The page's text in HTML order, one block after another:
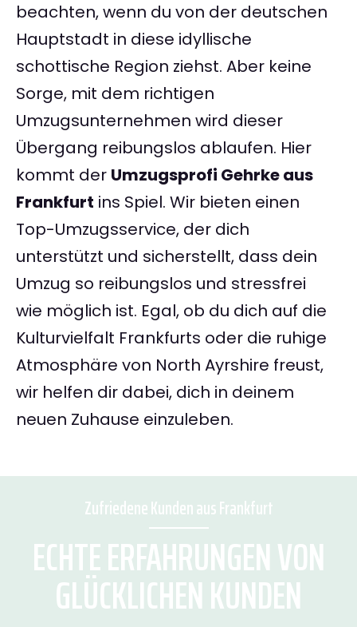
beachten, wenn du von der deutschen
Hauptstadt in diese idyllische
schottische Region ziehst. Aber keine
Sorge, mit dem richtigen
Umzugsunternehmen wird dieser
Übergang reibungslos ablaufen. Hier
kommt der Umzugsprofi Gehrke aus
Frankfurt ins Spiel. Wir bieten einen
Top-Umzugsservice, der dich
unterstützt und sicherstellt, dass dein
Umzug so reibungslos und stressfrei
wie möglich ist. Egal, ob du dich auf die
Kulturvielfalt Frankfurts oder die ruhige
Atmosphäre von North Ayrshire freust,
wir helfen dir dabei, dich in deinem
neuen Zuhause einzuleben.
Zufriedene Kunden aus Frankfurt
ECHTE ERFAHRUNGEN VON
GLÜCKLICHEN KUNDEN